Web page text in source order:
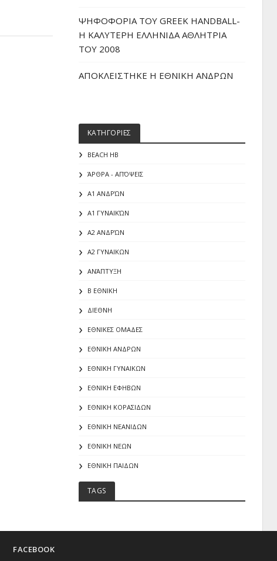
ΨΗΦΟΦΟΡΙΑ ΤΟΥ GREEK HANDBALL-
H ΚΑΛΥΤΕΡΗ ΕΛΛΗΝΙΔΑ ΑΘΛΗΤΡΙΑ
ΤΟΥ 2008
ΑΠΟΚΛΕΙΣΤΗΚΕ Η ΕΘΝΙΚΗ ΑΝΔΡΩΝ
ΚΑΤΗΓΟΡΙΕΣ
BEACH HB
ΆΡΘΡΑ - ΑΠΌΨΕΙΣ
Α1 ΑΝΔΡΏΝ
Α1 ΓΥΝΑΙΚΏΝ
Α2 ΑΝΔΡΏΝ
Α2 ΓΥΝΑΙΚΩΝ
ΑΝΆΠΤΥΞΗ
Β ΕΘΝΙΚΗ
ΔΙΕΘΝΗ
ΕΘΝΙΚΕΣ ΟΜΑΔΕΣ
ΕΘΝΙΚΗ ΑΝΔΡΩΝ
ΕΘΝΙΚΗ ΓΥΝΑΙΚΩΝ
ΕΘΝΙΚΗ ΕΦΗΒΩΝ
ΕΘΝΙΚΗ ΚΟΡΑΣΙΔΩΝ
ΕΘΝΙΚΗ ΝΕΑΝΙΔΩΝ
ΕΘΝΙΚΗ ΝΕΩΝ
ΕΘΝΙΚΗ ΠΑΙΔΩΝ
TAGS
FACEBOOK